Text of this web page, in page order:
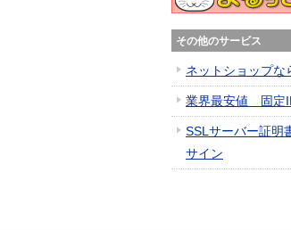
その他のサービス
ネットショップな
業界最安値 固定
SSLサーバー証
サイン